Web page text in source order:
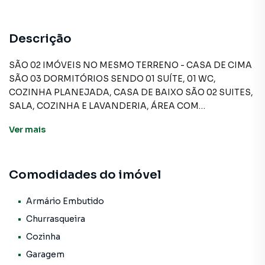
Descrição
SÃO 02 IMÓVEIS NO MESMO TERRENO - CASA DE CIMA
SÃO 03 DORMITÓRIOS SENDO 01 SUÍTE, 01 WC,
COZINHA PLANEJADA, CASA DE BAIXO SÃO 02 SUITES,
SALA, COZINHA E LAVANDERIA, ÁREA COM
ÓTIMO ACABAMENTO COM 05 VAGAS DE GARAGEM.
Casa para Venda em região valorizada do bairro
ou deseja mais informações sobre Casa em Osasco? Entre
em contato com nossa equipe pelo telefone (11) 3681-
A A Bela Vista Imóveis tem mais opções de apartamentos,
Ver mais
Comodidades do imóvel
Armário Embutido
Churrasqueira
Cozinha
Garagem